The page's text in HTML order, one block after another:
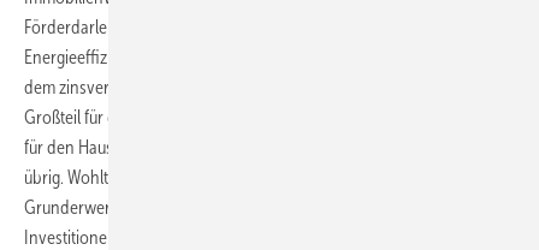
Förderdarlehen: „Sie sind viel zu niedrig, um die Anforderungen an die
Energieeffizienz erfüllen zu können“, sagt Präsident Dirk Wohltorf. Von
dem zinsverbilligten Darlehen in Höhe von 100.000 Euro werde ein
Großteil für die vorgeschriebene energetische Sanierung gebraucht –
für den Hauskauf bleibe von der Förderung dann nicht mehr viel
übrig. Wohltorf fordert, die Einkommensgrenzen zu streichen und die
Grunderwerbsteuer so zu reformieren, dass klimafreundliche
Investitionen gegen die Steuerschuld gerechnet werden können.